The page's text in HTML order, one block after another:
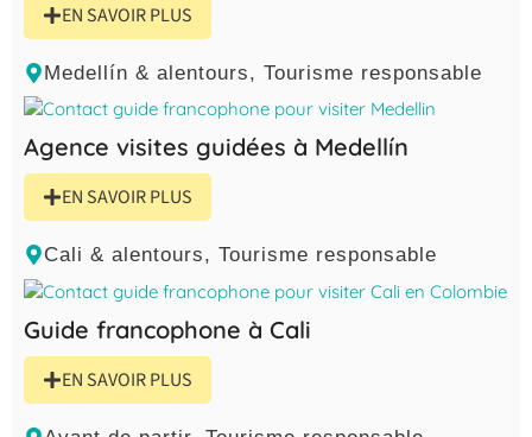
EN SAVOIR PLUS
Medellín & alentours, Tourisme responsable
Agence visites guidées à Medellín
EN SAVOIR PLUS
Cali & alentours, Tourisme responsable
Guide francophone à Cali
EN SAVOIR PLUS